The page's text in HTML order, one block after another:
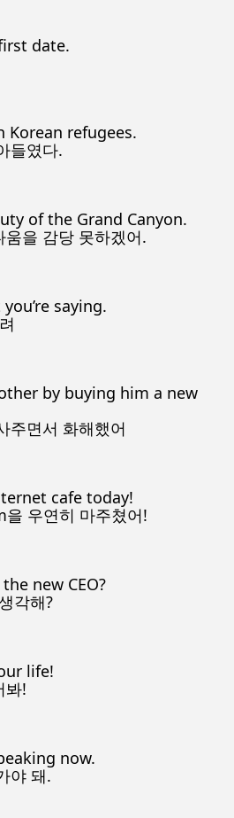
date.
Korean refugees.
들였다.
of the Grand Canyon.
을 감당 못하겠어.
saying.
by buying him a new
주면서 화해했어
cafe today!
우연히 마주쳤어!
new CEO?
각해?
life!
봐!
now.
야 돼.